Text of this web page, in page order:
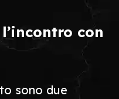
con
sono due